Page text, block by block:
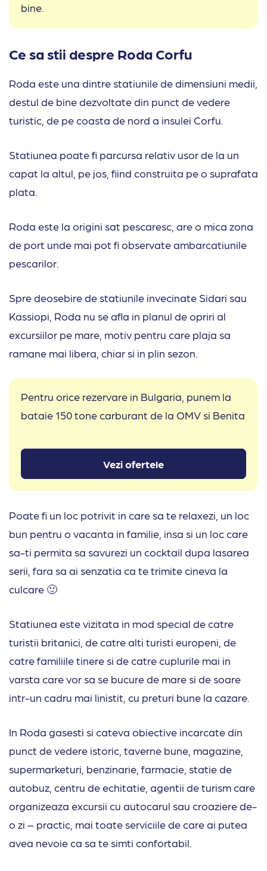
bine.
Ce sa stii despre Roda Corfu
Roda este una dintre statiunile de dimensiuni medii,
destul de bine dezvoltate din punct de vedere
turistic, de pe coasta de nord a insulei Corfu.
Statiunea poate fi parcursa relativ usor de la un
capat la altul, pe jos, fiind construita pe o suprafata
plata.
Roda este la origini sat pescaresc, are o mica zona
de port unde mai pot fi observate ambarcatiunile
pescarilor.
Spre deosebire de statiunile invecinate Sidari sau
Kassiopi, Roda nu se afla in planul de opriri al
excursiilor pe mare, motiv pentru care plaja sa
ramane mai libera, chiar si in plin sezon.
Pentru orice rezervare in Bulgaria, punem la
bataie 150 tone carburant de la OMV si Benita
Vezi ofertele
Poate fi un loc potrivit in care sa te relaxezi, un loc
bun pentru o vacanta in familie, insa si un loc care
sa-ti permita sa savurezi un cocktail dupa lasarea
serii, fara sa ai senzatia ca te trimite cineva la
culcare 🙂
Statiunea este vizitata in mod special de catre
turistii britanici, de catre alti turisti europeni, de
catre familiile tinere si de catre cuplurile mai in
varsta care vor sa se bucure de mare si de soare
intr-un cadru mai linistit, cu preturi bune la cazare.
In Roda gasesti si cateva obiective incarcate din
punct de vedere istoric, taverne bune, magazine,
supermarketuri, benzinarie, farmacie, statie de
autobuz, centru de echitatie, agentii de turism care
organizeaza excursii cu autocarul sau croaziere de-
o zi – practic, mai toate serviciile de care ai putea
avea nevoie ca sa te simti confortabil.